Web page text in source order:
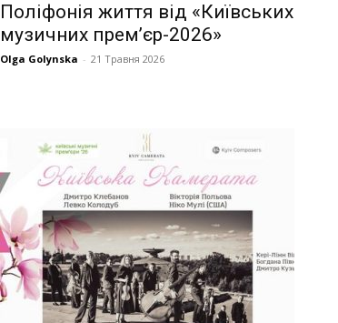
Поліфонія життя від «Київських
музичних прем’єр-2026»
Olga Golynska - 21 Травня 2026